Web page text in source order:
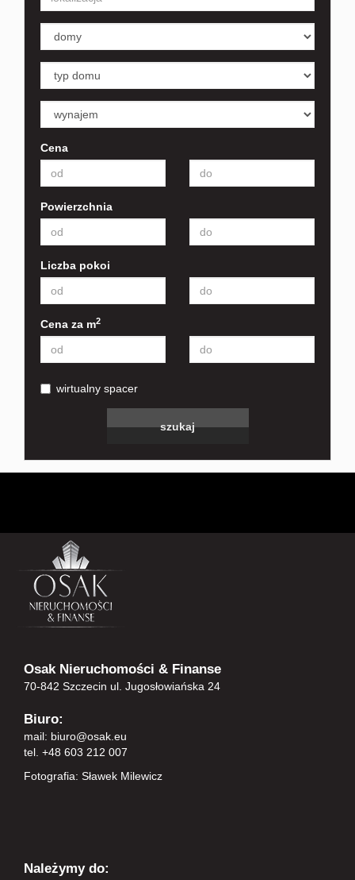
Cena
Powierzchnia
Liczba pokoi
Cena za m2
wirtualny spacer
Osak Nieruchomości & Finanse
70-842 Szczecin ul. Jugosłowiańska 24
Biuro:
mail: biuro@osak.eu
tel. +48 603 212 007
Fotografia: Sławek Milewicz
Należymy do: